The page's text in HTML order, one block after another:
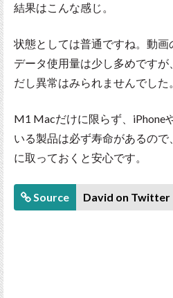
結果はこんな感じ。
状態としては普通ですね。動
データ使用量は少し多めですが
だし異常はみられませんでした。
M1 Macだけに限らず、iPhone
いる製品は必ず寿命があるの
に取っておくと安心です。
Source David on Twitter